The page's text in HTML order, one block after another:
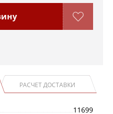
РАСЧЕТ ДОСТАВКИ
11699